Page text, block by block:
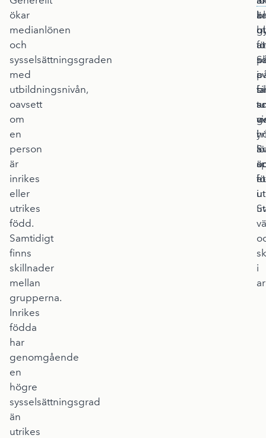
ökar
medianlönen
och
sysselsättningsgraden
med
utbildningsnivån,
oavsett
om
en
person
är
inrikes
eller
utrikes
född.
Samtidigt
finns
skillnader
mellan
grupperna.
Inrikes
födda
har
genomgående
en
högre
sysselsättningsgrad
än
utrikes
av
i
i
i
av
i